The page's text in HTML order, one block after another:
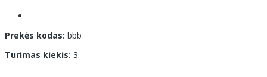
Prekės kodas: bbb
Turimas kiekis: 3